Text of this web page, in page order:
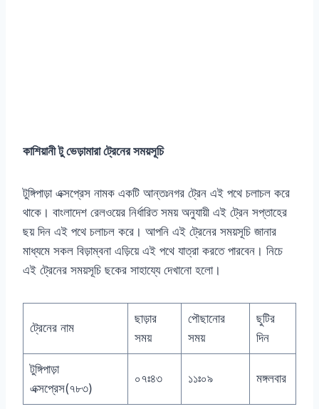
কাশিয়ানী টু ভেড়ামারা ট্রেনের সময়সূচি
টুঙ্গিপাড়া এক্সপ্রেস নামক একটি আন্তঃনগর ট্রেন এই পথে চলাচল করে
থাকে। বাংলাদেশ রেলওয়ের নির্ধারিত সময় অনুযায়ী এই ট্রেন সপ্তাহের
ছয় দিন এই পথে চলাচল করে। আপনি এই ট্রেনের সময়সূচি জানার
মাধ্যমে সকল বিড়াম্বনা এড়িয়ে এই পথে যাত্রা করতে পারবেন। নিচে
এই ট্রেনের সময়সূচি ছকের সাহায্যে দেখানো হলো।
ট্রেনের নাম
ছাড়ার
সময়
পৌছানোর
সময়
ছুটির
দিন
টুঙ্গিপাড়া
এক্সপ্রেস(৭৮৩)
০৭ঃ৪৩ ১১ঃ০৯ মঙ্গলবার